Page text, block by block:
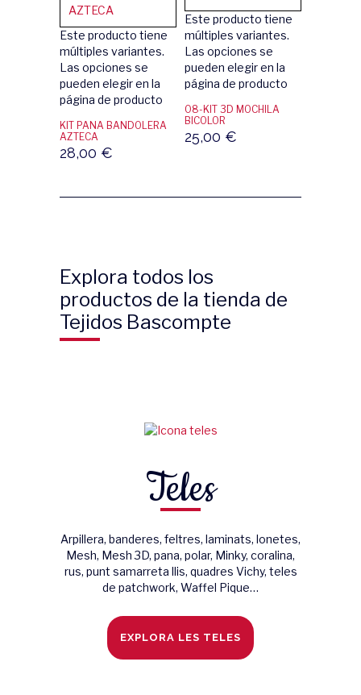
Este producto tiene
múltiples variantes.
Las opciones se
pueden elegir en la
página de producto
KIT PANA BANDOLERA
AZTECA
28,00 €
Este producto tiene
múltiples variantes.
Las opciones se
pueden elegir en la
página de producto
08-KIT 3D MOCHILA
BICOLOR
25,00 €
Explora todos los
productos de la tienda de
Tejidos Bascompte
Teles
Arpillera, banderes, feltres, laminats, lonetes,
Mesh, Mesh 3D, pana, polar, Minky, coralina,
rus, punt samarreta llis, quadres Vichy, teles
de patchwork, Waffel Pique…
EXPLORA LES TELES